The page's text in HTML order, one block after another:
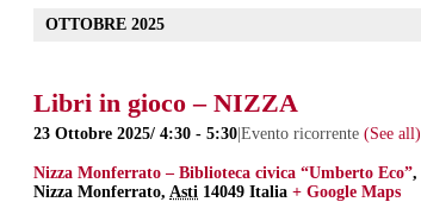
OTTOBRE 2025
Libri in gioco – NIZZA
23 Ottobre 2025/ 4:30 - 5:30|Evento ricorrente (See all)
Nizza Monferrato – Biblioteca civica “Umberto Eco”,
Nizza Monferrato, Asti 14049 Italia + Google Maps